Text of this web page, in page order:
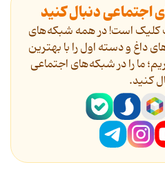
اجتماعی دنبال کنید
کلیک است! در همه شبکه‌های
داغ و دسته اول را با بهترین
ما را در شبکه‌های اجتماعی
کنید.